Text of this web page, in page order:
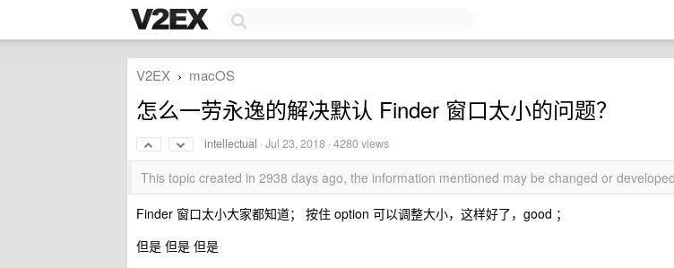
V2EX › macOS
怎么一劳永逸的解决默认 Finder 窗口太小的问题？
intellectual ·Jul 23, 2018 · 4280 views
This topic created in 2938 days ago, the information mentioned may be changed or
Finder 窗口太小大家都知道； 按住 option 可以调整大小，这样好了，good ；
但是 但是 但是